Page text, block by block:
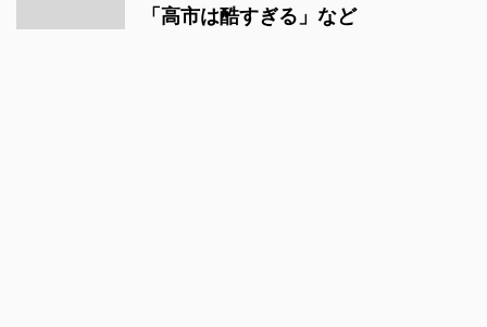
「高市は酷すぎる」など